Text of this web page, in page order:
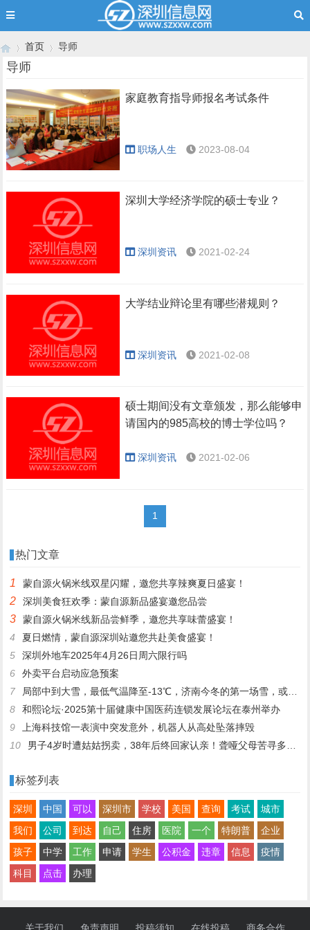
›
首页
›
导师
导师
家庭教育指导师报名考试条件
职场人生 2023-08-04
深圳大学经济学院的硕士专业？
深圳资讯 2021-02-24
大学结业辩论里有哪些潜规则？
深圳资讯 2021-02-08
硕士期间没有文章颁发，那么能够申
请国内的985高校的博士学位吗？
深圳资讯 2021-02-06
1
热门文章
1 蒙自源火锅米线双星闪耀，邀您共享辣爽夏日盛宴！
2 深圳美食狂欢季：蒙自源新品盛宴邀您品尝
3
蒙自源火锅米线新品尝鲜季，邀您共享味蕾盛宴！
4
夏日燃情，蒙自源深圳站邀您共赴美食盛宴！
5
深圳外地车2025年4月26日周六限行吗
6
外卖平台启动应急预案
7
局部中到大雪，最低气温降至-13℃，济南今冬的第一场雪，或跟去年同一时间！
8
和熙论坛·2025第十届健康中国医药连锁发展论坛在泰州举办
9
上海科技馆一表演中突发意外，机器人从高处坠落摔毁
10
男子4岁时遭姑姑拐卖，38年后终回家认亲！聋哑父母苦寻多年，母亲已抱憾离世丨红星寻人
标签列表
深圳 中国 可以 深圳市 学校 美国 查询 考试
城市
我们
公司 到达 自己 住房 医院 一个 特朗普
企业
孩子
中学 工作 申请 学生 公积金 违章 信息
疫情
科目
点击 办理
关于我们 免责声明 投稿须知 在线投稿 商务合作